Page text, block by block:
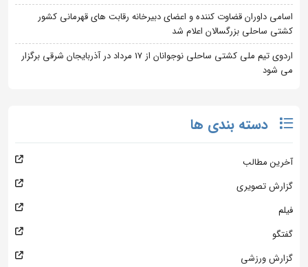
اسامی داوران قضاوت کننده و اعضای دبیرخانه رقابت های قهرمانی کشور
کشتی ساحلی بزرگسالان اعلام شد
اردوی تیم ملی کشتی ساحلی نوجوانان از 17 مرداد در آذربایجان شرقی برگزار
می شود
دسته بندی ها
آخرین مطالب
گزارش تصویری
فیلم
گفتگو
گزارش ورزشی